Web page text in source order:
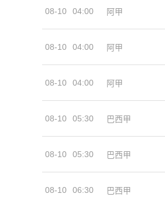
08-10 04:00 阿甲
08-10 04:00 阿甲
08-10 04:00 阿甲
08-10 05:30 巴西甲
08-10 05:30 巴西甲
08-10 06:30 巴西甲